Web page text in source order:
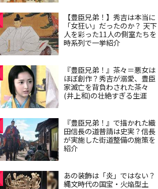
【豊臣兄弟！】秀吉は本当に
「女狂い」だったのか？ 天下
人を彩った11人の側室たちを
時系列で一挙紹介
『豊臣兄弟！』茶々＝悪女は
ほぼ創作？秀吉が溺愛、豊臣
家滅亡を背負わされた茶々
(井上和)の壮絶すぎる生涯
『豊臣兄弟！』で描かれた織
田信長の道普請は史実？信長
が実施した街道整備の施策を
紹介
あの装飾は「炎」ではない？
縄文時代の国宝・火焔型土